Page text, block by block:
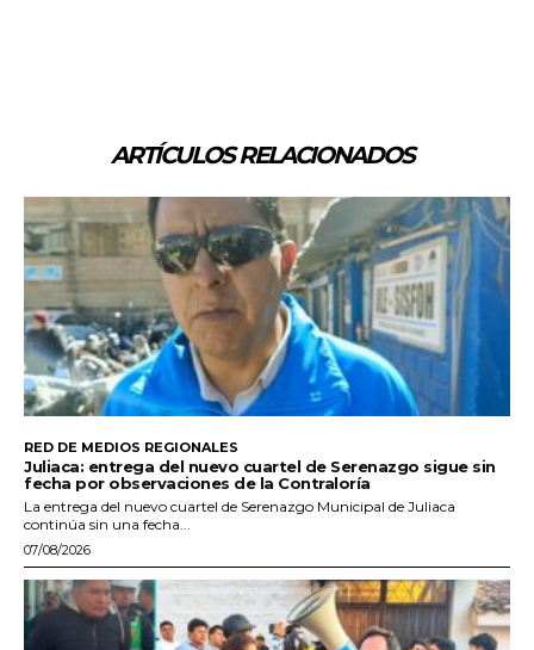
ARTÍCULOS RELACIONADOS
RED DE MEDIOS REGIONALES
Juliaca: entrega del nuevo cuartel de Serenazgo sigue sin
fecha por observaciones de la Contraloría
La entrega del nuevo cuartel de Serenazgo Municipal de Juliaca
continúa sin una fecha...
07/08/2026